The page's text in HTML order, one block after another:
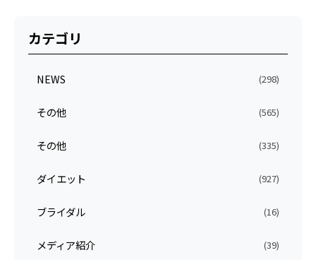
カテゴリ
NEWS (298)
その他 (565)
その他 (335)
ダイエット (927)
ブライダル (16)
メディア紹介 (39)